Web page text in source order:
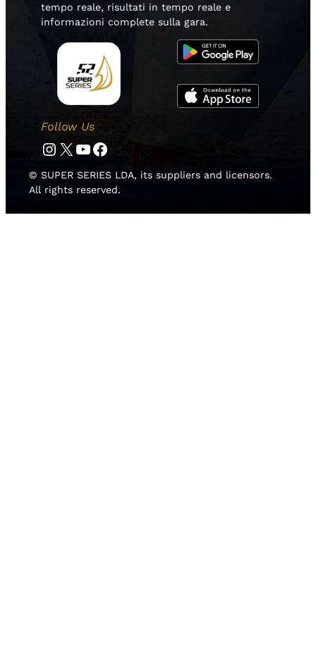
tempo reale, risultati in tempo reale e
informazioni complete sulla gara.
Follow Us
Instagram Twitter YouTube Facebook
© SUPER SERIES LDA, its suppliers and licensors.
All rights reserved.